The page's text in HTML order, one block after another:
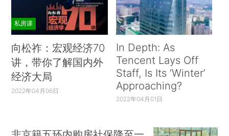
私房课
向松祚：宏观经济70
讲，带你了解国内外
经济大局
2022年04月06日
In Depth: As
Tencent Lays Off
Staff, Is Its ‘Winter’
Approaching?
2022年04月01日